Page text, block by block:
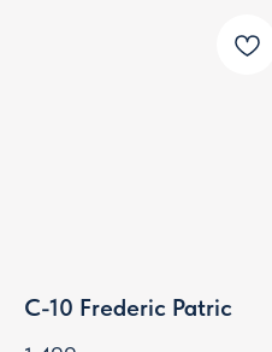
C-10 Frederic Patric